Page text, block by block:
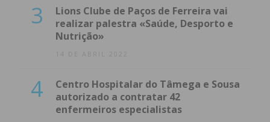
3
Lions Clube de Paços de Ferreira vai
realizar palestra «Saúde, Desporto e
Nutrição»
14 DE ABRIL 2022
4
Centro Hospitalar do Tâmega e Sousa
autorizado a contratar 42
enfermeiros especialistas